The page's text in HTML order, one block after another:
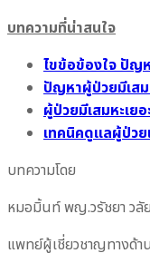
บทความที่น่าสนใจ
ไขข้อข้องใจ ปัญห
ปัญหาผู้ป่วยมีเสม
ผู้ป่วยมีเสมหะเย
เทคนิคดูแลผู้ป่วย
บทความโดย
หมอมิ้นท์ พญ.วรัชยา ว
แพทย์ผู้เชี่ยวชาญทางด้า